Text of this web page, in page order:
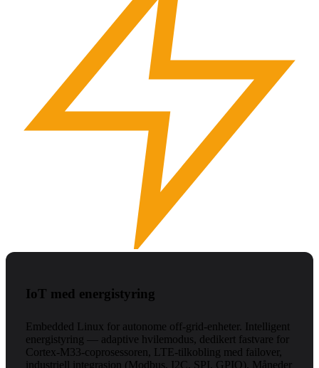
IoT med energistyring
Embedded Linux for autonome off-grid-enheter. Intelligent
energistyring — adaptive hvilemodus, dedikert fastvare for
Cortex-M33-coprosessoren, LTE-tilkobling med failover,
industriell integrasjon (Modbus, I2C, SPI, GPIO). Måneder